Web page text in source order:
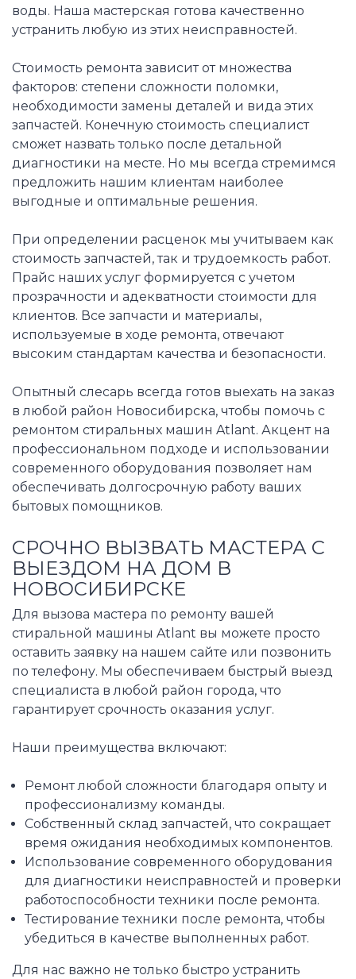
воды. Наша мастерская готова качественно
устранить любую из этих неисправностей.
Стоимость ремонта зависит от множества
факторов: степени сложности поломки,
необходимости замены деталей и вида этих
запчастей. Конечную стоимость специалист
сможет назвать только после детальной
диагностики на месте. Но мы всегда стремимся
предложить нашим клиентам наиболее
выгодные и оптимальные решения.
При определении расценок мы учитываем как
стоимость запчастей, так и трудоемкость работ.
Прайс наших услуг формируется с учетом
прозрачности и адекватности стоимости для
клиентов. Все запчасти и материалы,
используемые в ходе ремонта, отвечают
высоким стандартам качества и безопасности.
Опытный слесарь всегда готов выехать на заказ
в любой район Новосибирска, чтобы помочь с
ремонтом стиральных машин Atlant. Акцент на
профессиональном подходе и использовании
современного оборудования позволяет нам
обеспечивать долгосрочную работу ваших
бытовых помощников.
СРОЧНО ВЫЗВАТЬ МАСТЕРА С
ВЫЕЗДОМ НА ДОМ В
НОВОСИБИРСКЕ
Для вызова мастера по ремонту вашей
стиральной машины Atlant вы можете просто
оставить заявку на нашем сайте или позвонить
по телефону. Мы обеспечиваем быстрый выезд
специалиста в любой район города, что
гарантирует срочность оказания услуг.
Наши преимущества включают:
Ремонт любой сложности благодаря опыту и
профессионализму команды.
Собственный склад запчастей, что сокращает
время ожидания необходимых компонентов.
Использование современного оборудования
для диагностики неисправностей и проверки
работоспособности техники после ремонта.
Тестирование техники после ремонта, чтобы
убедиться в качестве выполненных работ.
Для нас важно не только быстро устранить